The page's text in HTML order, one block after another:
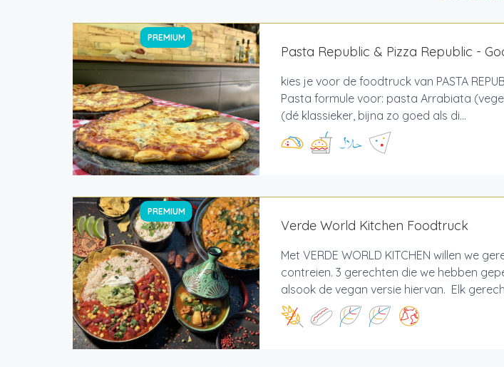
PREMIUM
Pasta Republic & Pizza Republic -
kies je voor de foodtruck van PASTA
Pasta formule voor: pasta Arrabiata
(dé klassieker, bijna zo goed als di...
PREMIUM
Verde World Kitchen Foodtruck
Met VERDE WORLD KITCHEN willen we
contreien. 3 gerechten die we hebben
alsook de vegan versie hiervan. Elk